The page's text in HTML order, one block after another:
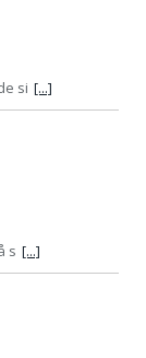
si [...]
s [...]